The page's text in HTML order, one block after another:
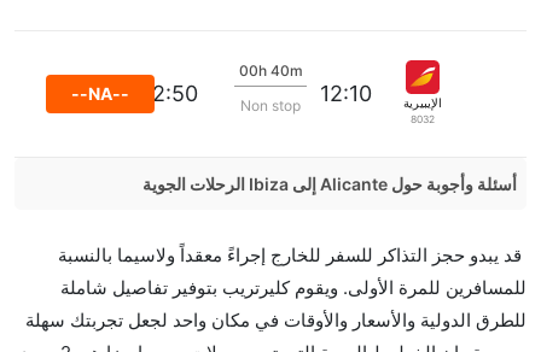
الإيبيرية
8032
12:10
00h 40m
Non stop
12:50
--NA--
أسئلة وأجوبة حول Alicante إلى Ibiza الرحلات الجوية
إلىإيبيزا مما تستغرقه الخطوط الجوية الأخرى؟
نعم. توفر كل من أسرع رحلات الطيران على هذا الطريق،
هل توفر شركات الطيران مساحة إضافية للنوم؟
قد يبدو حجز التذاكر للسفر للخارج إجراءً معقداً ولاسيما بالنسبة
للمسافرين للمرة الأولى. ويقوم كليرتريب بتوفير تفاصيل شاملة
للطرق الدولية والأسعار والأوقات في مكان واحد لجعل تجربتك سهلة